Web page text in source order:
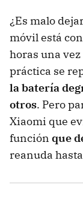
¿Es malo
móvil está
horas una vez
práctica se
la batería
otros. Pero
Xiaomi que
función que
reanuda